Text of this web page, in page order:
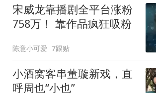
宋威龙靠播剧全平台涨粉
758万！ 靠作品疯狂吸粉
陈意小可爱 7跟贴
小酒窝客串董璇新戏，直
呼周也“小也”